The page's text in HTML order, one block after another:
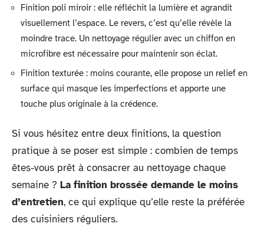
Finition poli miroir : elle réfléchit la lumière et agrandit
visuellement l’espace. Le revers, c’est qu’elle révèle la
moindre trace. Un nettoyage régulier avec un chiffon en
microfibre est nécessaire pour maintenir son éclat.
Finition texturée : moins courante, elle propose un relief en
surface qui masque les imperfections et apporte une
touche plus originale à la crédence.
Si vous hésitez entre deux finitions, la question
pratique à se poser est simple : combien de temps
êtes-vous prêt à consacrer au nettoyage chaque
semaine ? La finition brossée demande le moins
d’entretien, ce qui explique qu’elle reste la préférée
des cuisiniers réguliers.